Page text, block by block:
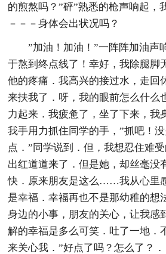
的煎熬吗？”砰”熟悉的枪声响起，
－－－身体会出状况吗？
”加油！加油！”一阵阵加油声
于熬到终点线了！幸好，我除腿脚
他的疼痛．我高兴的接过水，走回
来扶我了．呀，我的眼前怎么什么
力起来．我疲惫了，坐了下来，我
我手用力抓住同学的手，”抓吧！
点．”同学说到．但，我想忍住难
出红道道来了．但是她，却丝毫没
快．原来朋友是这么……我从心里
是幸福．幸福再也不是那幼稚的想
身边的小事，朋友的关心，让我感
解的幸福是多么可笑．吐了一地．
来关心我．”好点了吗？怎么了？